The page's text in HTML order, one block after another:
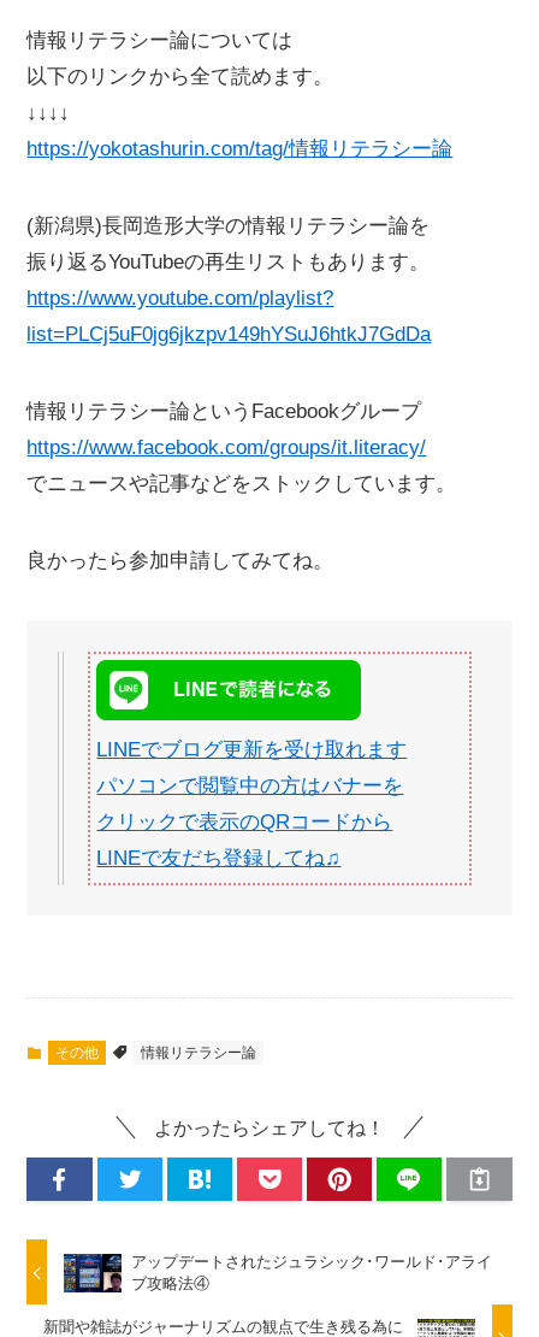
情報リテラシー論については
以下のリンクから全て読めます。
↓↓↓↓
https://yokotashurin.com/tag/情報リテラシー論
(新潟県)長岡造形大学の情報リテラシー論を
振り返るYouTubeの再生リストもあります。
https://www.youtube.com/playlist?
list=PLCj5uF0jg6jkzpv149hYSuJ6htkJ7GdDa
情報リテラシー論というFacebookグループ
https://www.facebook.com/groups/it.literacy/
でニュースや記事などをストックしています。
良かったら参加申請してみてね。
LINEでブログ更新を受け取れます
パソコンで閲覧中の方はバナーを
クリックで表示のQRコードから
LINEで友だち登録してね♫
その他 情報リテラシー論
よかったらシェアしてね！
アップデートされたジュラシック･ワールド･アライ
ブ攻略法④
新聞や雑誌がジャーナリズムの観点で生き残る為に